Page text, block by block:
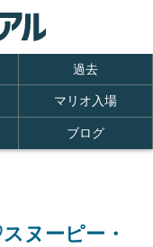
過去
マリオ入場
ブログ
ヌーピー・